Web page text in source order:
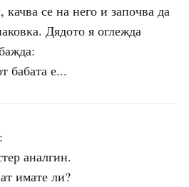
се на него и започва да
Дядото я оглежда
бабата е...
аналгин.
имате ли?